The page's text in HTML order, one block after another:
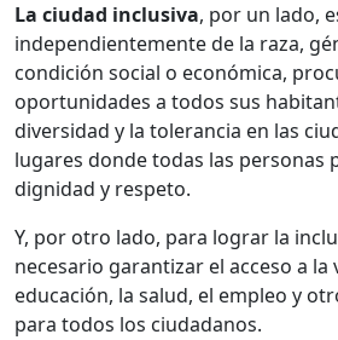
La ciudad inclusiva, por un lado,
independientemente de la raza,
condición social o económica,
oportunidades a todos sus
diversidad y la tolerancia en las
lugares donde todas las personas
dignidad y respeto.
Y, por otro lado, para lograr la
necesario garantizar el acceso a la
educación, la salud, el empleo y
para todos los ciudadanos.